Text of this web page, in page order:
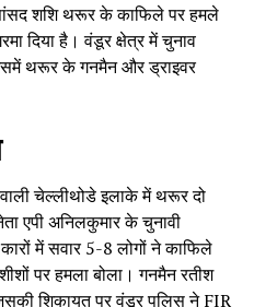
शशि थरूर के काफिले पर हमले
दिया है। वंडूर क्षेत्र में चुनाव
थरूर के गनमैन और ड्राइवर
चेल्लीथोडे इलाके में थरूर दो
एपी अनिलकुमार के चुनावी
में सवार 5-8 लोगों ने काफिले
पर हमला बोला। गनमैन रतीश
शिकायत पर वंडूर पुलिस ने FIR